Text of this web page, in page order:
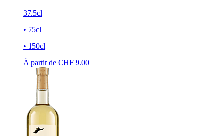
37.5cl
• 75cl
• 150cl
À partir de CHF 9.00